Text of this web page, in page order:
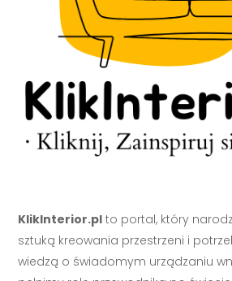
KlikInterior.pl to portal, który
sztuką kreowania przestrzeni i
wiedzą o świadomym urządzaniu